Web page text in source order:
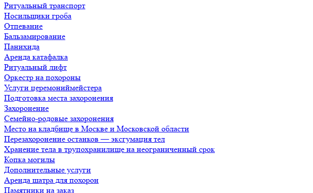
Ритуальный транспорт
Носильщики гроба
Отпевание
Бальзамирование
Панихида
Аренда катафалка
Ритуальный лифт
Оркестр на похороны
Услуги церемониймейстера
Подготовка места захоронения
Захоронение
Семейно-родовые захоронения
Место на кладбище в Москве и Московской области
Перезахоронение останков — эксгумация тел
Хранение тела в трупохранилище на неограниченный срок
Копка могилы
Дополнительные услуги
Аренда шатра для похорон
Памятники на заказ